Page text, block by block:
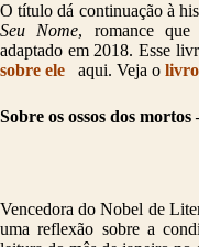
O título dá continuação à
Seu Nome, romance
adaptado em 2018. Esse
sobre ele
aqui. Veja o
Sobre os ossos dos
Vencedora do Nobel de
uma reflexão sobre a